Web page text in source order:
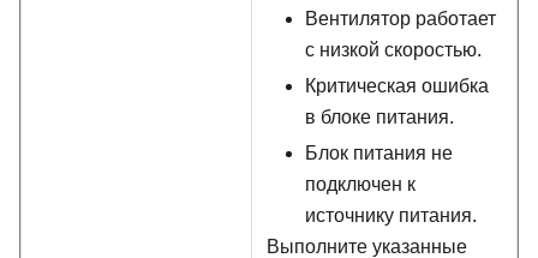
Вентилятор работает
с низкой скоростью.
Критическая ошибка
в блоке питания.
Блок питания не
подключен к
источнику питания.
Выполните указанные